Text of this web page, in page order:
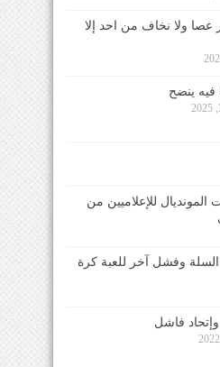
عصا ولا نخاف من احد إلا
فيه ينضح
للإعلاميين من
السلة وفشل آخر للعبة كرة
وإتحاد فاشل